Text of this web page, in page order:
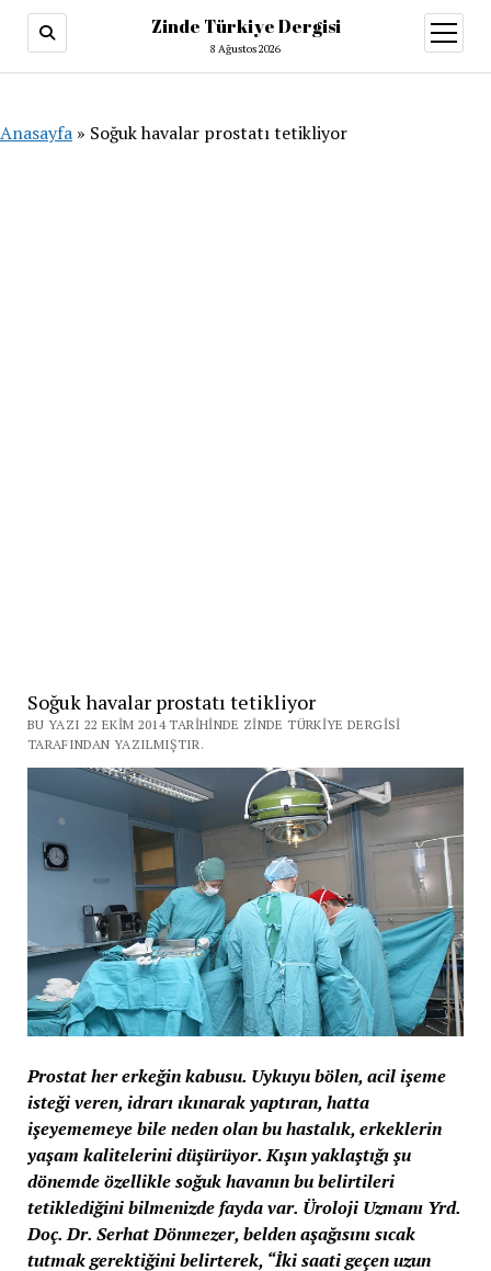
Zinde Türkiye Dergisi
8 Ağustos 2026
aç
Anasayfa » Soğuk havalar prostatı tetikliyor
Soğuk havalar prostatı tetikliyor
BU YAZI 22 EKIM 2014 TARIHINDE ZINDE TÜRKIYE DERGISI
TARAFINDAN YAZILMIŞTIR.
Prostat her erkeğin kabusu. Uykuyu bölen, acil işeme
isteği veren, idrarı ıkınarak yaptıran, hatta
işeyememeye bile neden olan bu hastalık, erkeklerin
yaşam kalitelerini düşürüyor. Kışın yaklaştığı şu
dönemde özellikle soğuk havanın bu belirtileri
tetiklediğini bilmenizde fayda var. Üroloji Uzmanı Yrd.
Doç. Dr. Serhat Dönmezer, belden aşağısını sıcak
tutmak gerektiğini belirterek, “İki saati geçen uzun